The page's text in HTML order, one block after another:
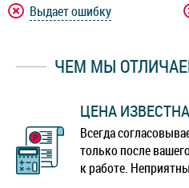
Выдает ошибку
ЧЕМ МЫ
ЦЕНА
Всегда
только после
к работе.